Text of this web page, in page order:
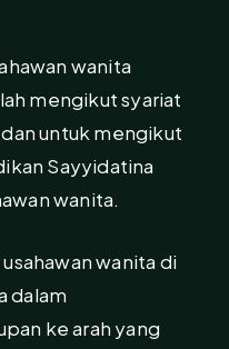
wanita
mengikut syariat
untuk mengikut
Sayyidatina
wanita.
wanita di
dalam
ke arah yang